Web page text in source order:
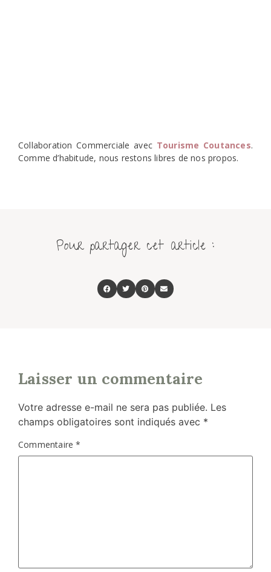
Collaboration Commerciale avec Tourisme Coutances.
Comme d’habitude, nous restons libres de nos propos.
Pour partager cet article :
Laisser un commentaire
Votre adresse e-mail ne sera pas publiée. Les
champs obligatoires sont indiqués avec *
Commentaire*